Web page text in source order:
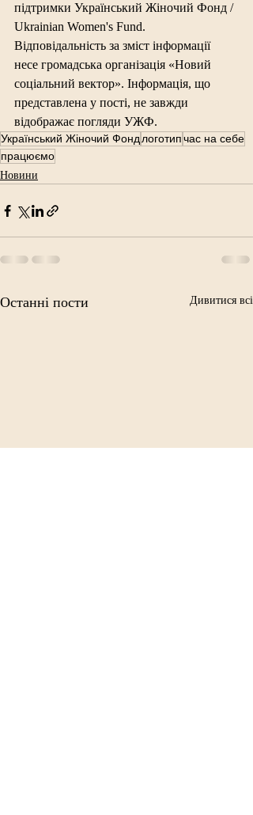
підтримки Український Жіночий Фонд /
Ukrainian Women's Fund.
Відповідальність за зміст інформації
несе громадська організація «Новий
соціальний вектор». Інформація, що
представлена у пості, не завжди
відображає погляди УЖФ.
Український Жіночий Фонд логотипчас на себе
працюємо
Новини
Останні пости Дивитися всі